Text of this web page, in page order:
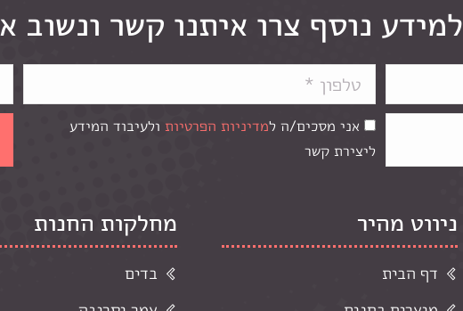
למידע נוסף צרו איתנו קשר ונשוב
אני מסכים/ה למדיניות הפרטיות ולעיבוד המידע
ליצירת קשר
ניווט מהיר
דף הבית
מחלקות החנות
בדים